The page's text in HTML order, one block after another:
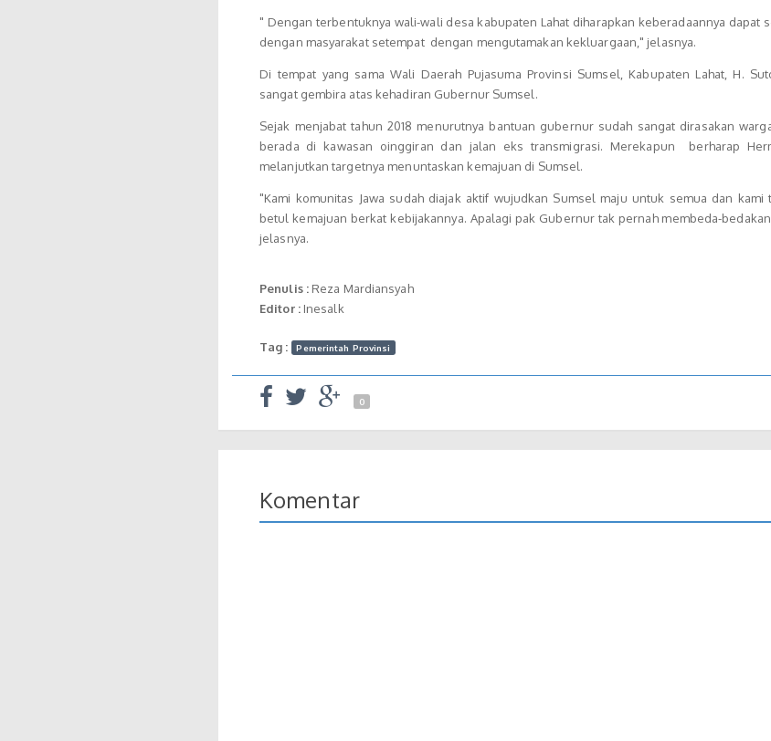
" Dengan terbentuknya wali-wali desa kabupaten Lahat diharapkan keberadaannya dapat
dengan masyarakat setempat dengan mengutamakan kekluargaan," jelasnya.
Di tempat yang sama Wali Daerah Pujasuma Provinsi Sumsel, Kabupaten Lahat, H.
sangat gembira atas kehadiran Gubernur Sumsel.
Sejak menjabat tahun 2018 menurutnya bantuan gubernur sudah sangat dirasakan
berada di kawasan oinggiran dan jalan eks transmigrasi. Merekapun berharap
melanjutkan targetnya menuntaskan kemajuan di Sumsel.
"Kami komunitas Jawa sudah diajak aktif wujudkan Sumsel maju untuk semua dan kami
betul kemajuan berkat kebijakannya. Apalagi pak Gubernur tak pernah membeda-
jelasnya.
Penulis :Reza Mardiansyah
Editor :Inesalk
Tag : Pemerintah Provinsi
0
Komentar